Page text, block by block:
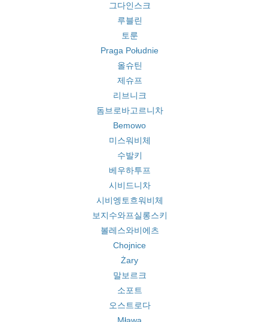
그다인스크
루블린
토룬
Praga Południe
올슈틴
제슈프
리브니크
돔브로바고르니차
Bemowo
미스워비체
수발키
베우하투프
시비드니차
시비엥토흐워비체
보지수와프실롱스키
볼레스와비에츠
Chojnice
Żary
말보르크
소포트
오스트로다